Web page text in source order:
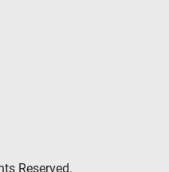
Reserved.